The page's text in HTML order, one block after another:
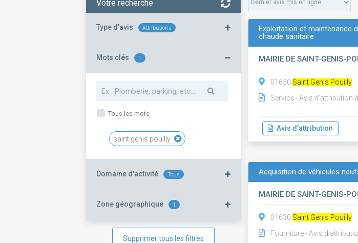
Votre recherche
Type d'avis Attributions +
Mots clés 1 –
Tous les mots
saint genis pouilly
Domaine d'activité Tous +
Zone géographique 1 +
Supprimer tous les filtres
Exploitation et maintenance
chaude sanitaire
MAIRIE DE SAINT-GENIS-
01630 Saint Genis Pouilly
Service - Avis d'attribution
Avis d'attribution
Acquisition de véhicules
MAIRIE DE SAINT-GENIS-
01630 Saint Genis Pouilly
Fourniture - Avis